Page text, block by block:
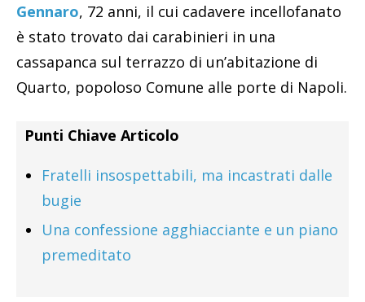
Gennaro, 72 anni, il cui cadavere incellofanato
è stato trovato dai carabinieri in una
cassapanca sul terrazzo di un’abitazione di
Quarto, popoloso Comune alle porte di Napoli.
Punti Chiave Articolo
Fratelli insospettabili, ma incastrati dalle
bugie
Una confessione agghiacciante e un piano
premeditato